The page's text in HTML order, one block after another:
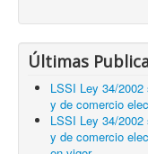
Últimas
LSSI Ley 34/
y de comercio
LSSI Ley 34/
y de comercio